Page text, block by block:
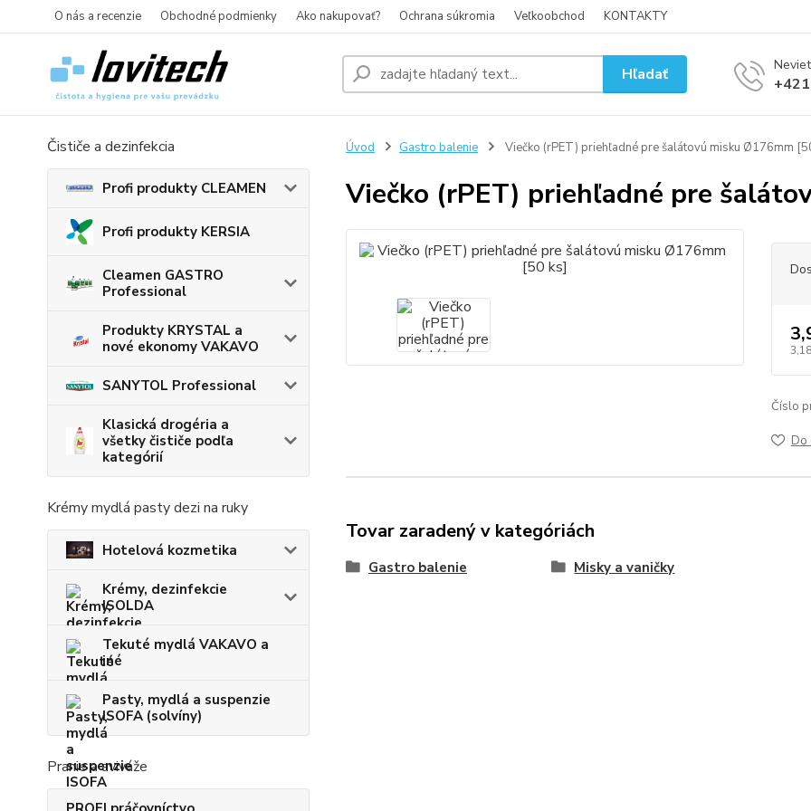
O nás a recenzie Obchodné podmienky Ako nakupovať? Ochrana súkromia Veľkoobchod KONTAKTY
Hľadať
Čističe a dezinfekcia
Profi produkty CLEAMEN
Profi produkty KERSIA
Cleamen GASTRO
Professional
Produkty KRYSTAL a
nové ekonomy VAKAVO
SANYTOL Professional
Klasická drogéria a
všetky čističe podľa
kategórií
Krémy mydlá pasty dezi na ruky
Hotelová kozmetika
Krémy, dezinfekcie
ISOLDA
Tekuté mydlá VAKAVO a
iné
Pasty, mydlá a suspenzie
ISOFA (solvíny)
Pranie a aviváže
Úvod Gastro balenie Viečko (rPET) priehľadné pre šalátovú misku Ø176mm
Viečko (rPET) priehľadné pre
Číslo
Do
Tovar zaradený v kategóriách
Gastro balenie Misky a vaničky